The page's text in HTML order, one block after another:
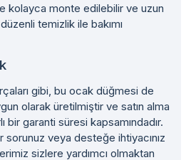
kolayca monte edilebilir ve uzun
temizlik ile bakımı
gibi, bu ocak düğmesi de
olarak üretilmiştir ve satın alma
bir garanti süresi kapsamındadır.
sorunuz veya desteğe ihtiyacınız
sizlere yardımcı olmaktan